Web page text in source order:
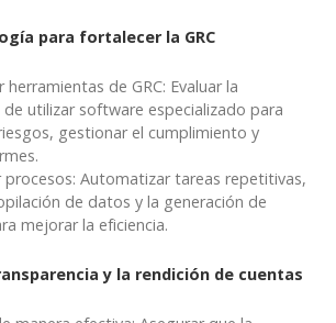
para fortalecer la GRC
de GRC: Evaluar la
utilizar software especializado para
gestionar el cumplimiento y
Automatizar tareas repetitivas,
de datos y la generación de
mejorar la eficiencia.
y la rendición de cuentas